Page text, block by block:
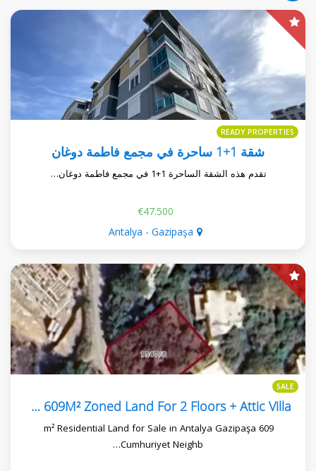
READY PROPERTIES
شقة 1+1 ساحرة في مجمع فاطمة دوغان
تقدم هذه الشقة الساحرة 1+1 في مجمع فاطمة دوغان…
€47.500
Antalya - Gazipaşa
SALE
Gazipasa Cumhuriyet Neighborhood 609M² Zoned Land For 2 Floors + Attic Villa
609 m² Residential Land for Sale in Antalya Gazipaşa
Cumhuriyet Neighb…